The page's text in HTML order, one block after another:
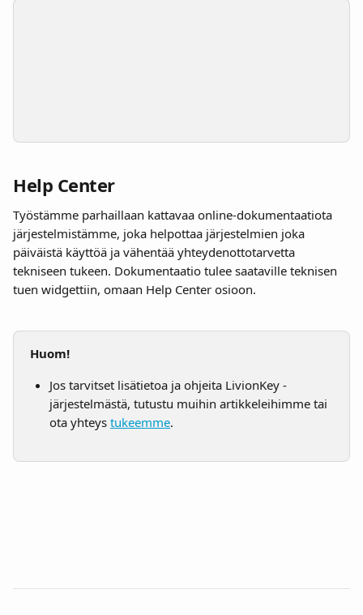
Help Center
Työstämme parhaillaan kattavaa online-dokumentaatiota
järjestelmistämme, joka helpottaa järjestelmien joka
päiväistä käyttöä ja vähentää yhteydenottotarvetta
tekniseen tukeen. Dokumentaatio tulee saataville teknisen
tuen widgettiin, omaan Help Center osioon.
Huom!
Jos tarvitset lisätietoa ja ohjeita LivionKey -
järjestelmästä, tutustu muihin artikkeleihimme tai
ota yhteys tukeemme.